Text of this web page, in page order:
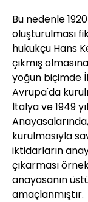
Bu nedenle
oluşturulması
hukukçu Hans
çıkmış
yoğun biçimde
Avrupa'da
İtalya ve 1949
kurulmasıyla
iktidarların
çıkarması
anayasanın
amaçlanmıştır.